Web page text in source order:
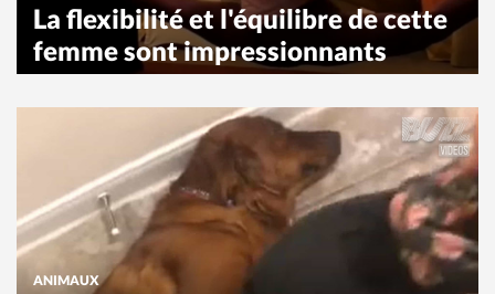
La flexibilité et l'équilibre de cette
femme sont impressionnants
ANIMAUX